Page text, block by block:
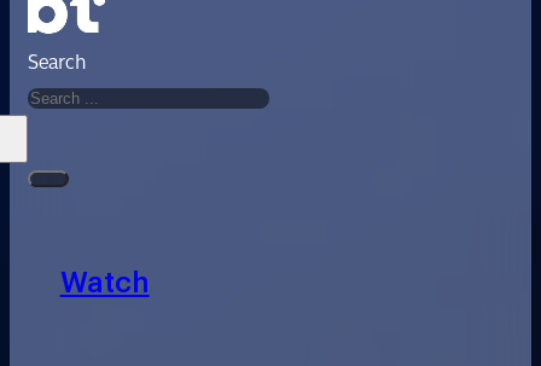
Search
Watch